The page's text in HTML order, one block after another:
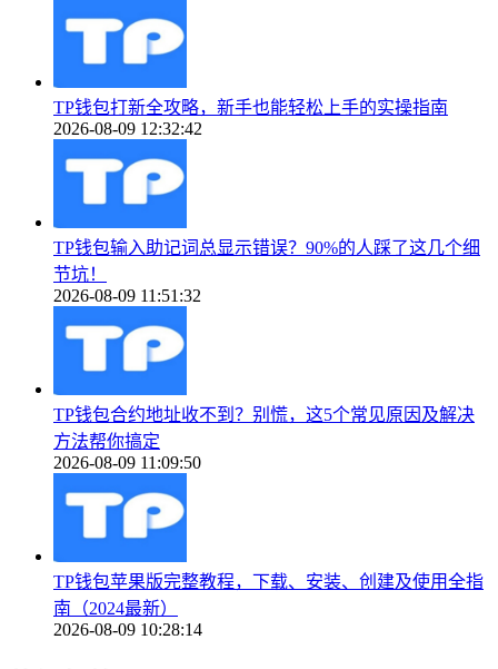
TP钱包打新全攻略，新手也能轻松上手的实操指南
2026-08-09 12:32:42
TP钱包输入助记词总显示错误？90%的人踩了这几个细
节坑！
2026-08-09 11:51:32
TP钱包合约地址收不到？别慌，这5个常见原因及解决
方法帮你搞定
2026-08-09 11:09:50
TP钱包苹果版完整教程，下载、安装、创建及使用全指
南（2024最新）
2026-08-09 10:28:14